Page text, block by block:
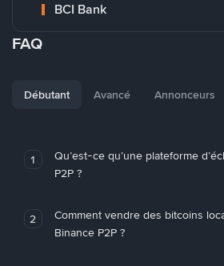
BCI Bank
FAQ
Débutant Avancé Annonceurs
1
Qu’est-ce qu’une plateforme
P2P ?
2
Comment vendre des bitcoins
Binance P2P ?